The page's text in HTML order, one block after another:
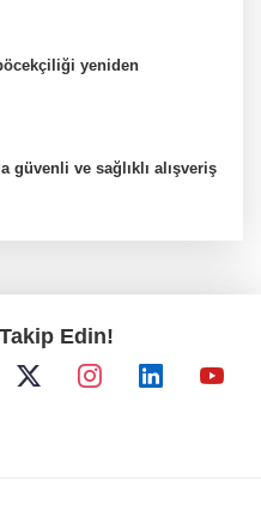
yeniden
güvenli ve sağlıklı alışveriş
temizlik ve bakım
Edin!